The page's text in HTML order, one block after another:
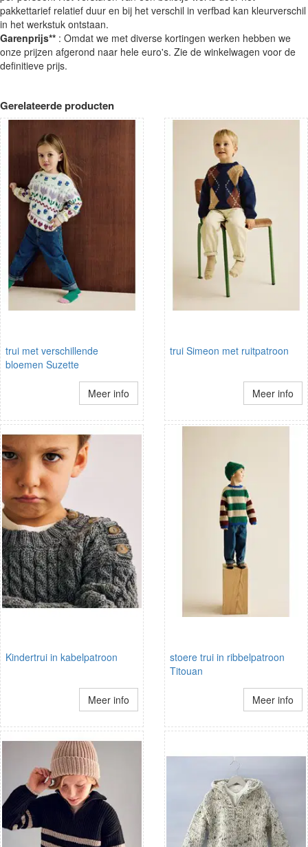
pakkettarief relatief duur en bij het verschil in verfbad kan kleurverschil
in het werkstuk ontstaan.
Garenprijs** : Omdat we met diverse kortingen werken hebben we
onze prijzen afgerond naar hele euro's. Zie de winkelwagen voor de
definitieve prijs.
Gerelateerde producten
trui met verschillende
bloemen Suzette
Meer info
trui Simeon met ruitpatroon
Meer info
Kindertrui in kabelpatroon
Meer info
stoere trui in ribbelpatroon
Titouan
Meer info